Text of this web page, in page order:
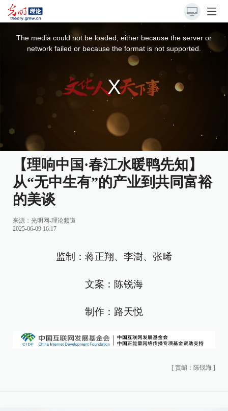
The media could not be loaded, either because the server or
network failed or because the format is not supported.
【理响中国·春江水暖鸭先知】
从“无中生有”的产业到共同富裕
的美谈
来源： 光明网-理论频道
2025-06-09 16:17
监制：蒋正翔、李澍、张晞
文案：陈锐海
制作：路天悦
[ 责编：陈锐海 ]